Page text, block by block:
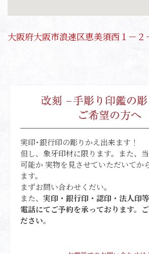
大阪府大阪市浪速区恵美須西１－２
実印･銀行印の彫りかえ出来ます！
但し、象牙印材に限ります。また、
可能か 実物を見させていただいてか
ます。
まずお問い合わせくだい。
また、 実印・銀行印・認印・法人印
電話にてご予約を承っております。
ださい。